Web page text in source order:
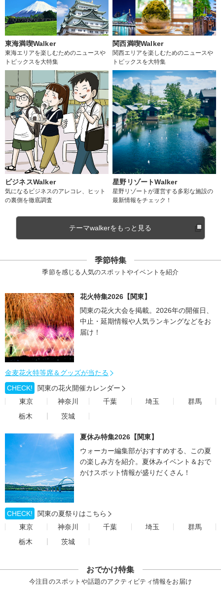
東海満喫Walker
東海エリアを楽しむためのニュースや
トピックスを大特集
関西満喫Walker
関西エリアを楽しむためのニュースや
トピックスを大特集
ビジネスWalker
気になるビジネスのアレコレ、ヒット
の裏側を徹底調査
星野リゾートWalker
星野リゾートが運営する多彩な施設の
最新情報をチェック！
テーマwalkerをもっと見る
季節特集
季節を感じる人気のスポットやイベントを紹介
花火特集2026【関東】
関東の花火大会を掲載。2026年の開催日、
中止・延期情報や人気ランキングなどをお
届け！
金麦花火特等席＆グッズが当たる
CHECK!
関東の花火開催カレンダー
東京
神奈川 千葉 埼玉
群馬
栃木
茨城
夏休み特集2026【関東】
ウォーカー編集部がおすすめする、この夏
の楽しみ方を紹介。夏休みイベント＆おで
かけスポット情報が盛りだくさん！
CHECK!
関東の夏祭りはこちら
東京
神奈川 千葉 埼玉
群馬
栃木
茨城
おでかけ特集
今注目のスポットや話題のアクティビティ情報をお届け